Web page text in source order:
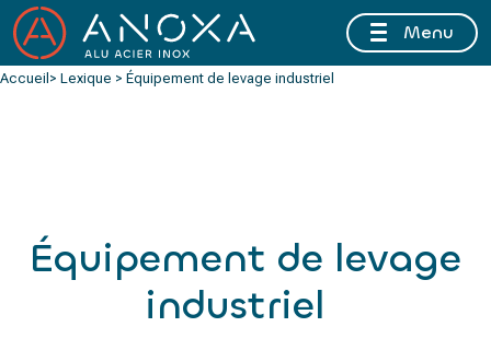
FERMETURE ESTIVALE DU 10 AU 16 AOÛT 2026 INCLUSMenu
Accueil > Lexique > Équipement de levage industriel
Équipement de levage
industriel